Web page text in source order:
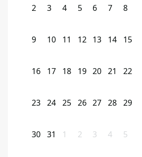
2 3 4 5 6 7 8
9 10 11 12 13 14 15
16 17 18 19 20 21 22
23 24 25 26 27 28 29
30 31 1 2 3 4 5